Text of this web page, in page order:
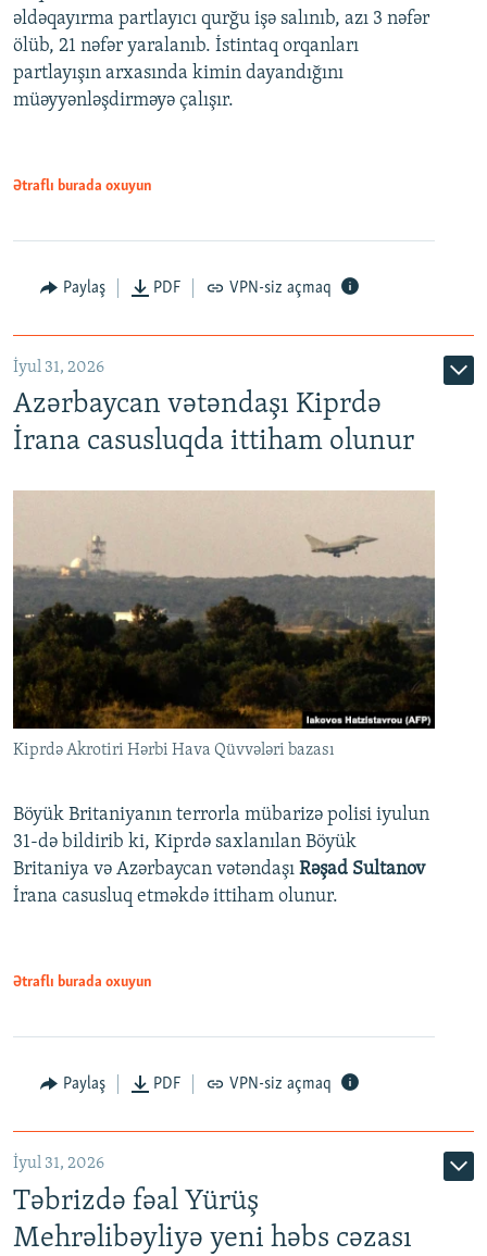
əldəqayırma partlayıcı qurğu işə salınıb, azı 3 nəfər
ölüb, 21 nəfər yaralanıb. İstintaq orqanları
partlayışın arxasında kimin dayandığını
müəyyənləşdirməyə çalışır.
Ətraflı burada oxuyun
Paylaş PDF VPN-siz açmaq
İyul 31, 2026
Azərbaycan vətəndaşı Kiprdə
İrana casusluqda ittiham olunur
Kiprdə Akrotiri Hərbi Hava Qüvvələri bazası
Böyük Britaniyanın terrorla mübarizə polisi iyulun
31-də bildirib ki, Kiprdə saxlanılan Böyük
Britaniya və Azərbaycan vətəndaşı Rəşad Sultanov
İrana casusluq etməkdə ittiham olunur.
Ətraflı burada oxuyun
Paylaş PDF VPN-siz açmaq
İyul 31, 2026
Təbrizdə fəal Yürüş
Mehrəlibəyliyə yeni həbs cəzası